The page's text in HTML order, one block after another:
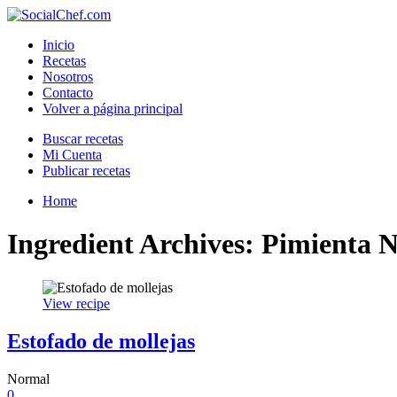
Inicio
Recetas
Nosotros
Contacto
Volver a página principal
Buscar recetas
Mi Cuenta
Publicar recetas
Home
Ingredient Archives: Pimienta
View recipe
Estofado de mollejas
Normal